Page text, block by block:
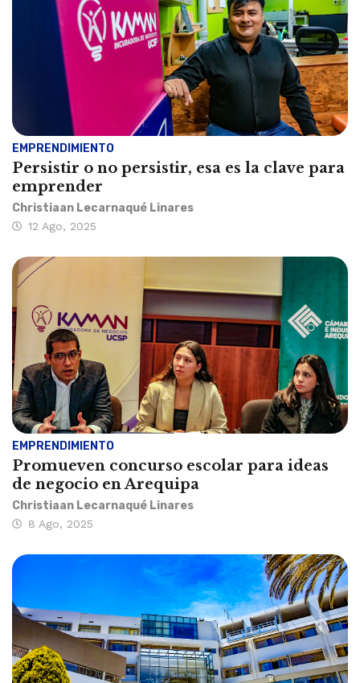
EMPRENDIMIENTO
Persistir o no persistir, esa es la clave para
emprender
Christiaan Lecarnaqué Linares
12 Ago, 2025
EMPRENDIMIENTO
Promueven concurso escolar para ideas
de negocio en Arequipa
Christiaan Lecarnaqué Linares
8 Ago, 2025